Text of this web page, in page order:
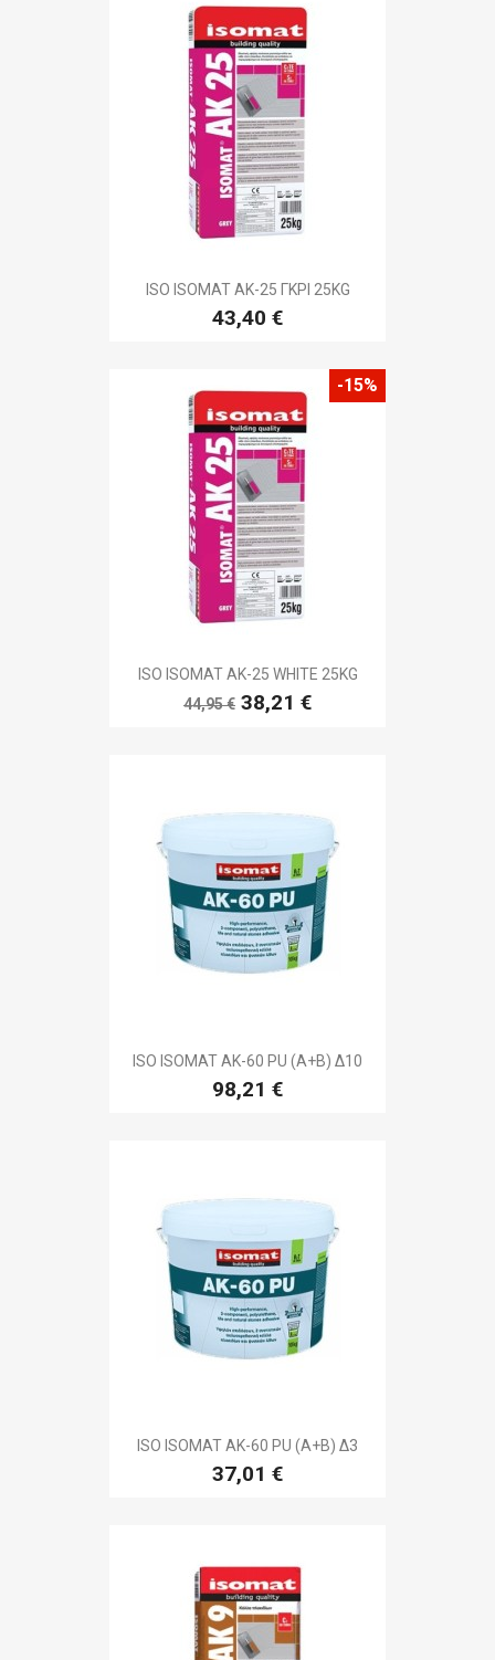
ISO ISOMAT AK-25 ΓΚΡΙ 25KG
43,40 €
ISO ISOMAT AK-25 WHITE 25KG
44,95 € 38,21 €
-15%
ISO ISOMAT AK-60 PU (A+B) Δ10
98,21 €
ISO ISOMAT AK-60 PU (A+B) Δ3
37,01 €